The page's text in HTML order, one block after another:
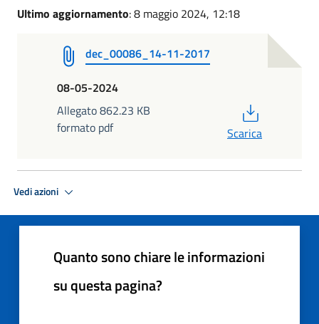
Ultimo aggiornamento: 8 maggio 2024, 12:18
dec_00086_14-11-2017
08-05-2024
Allegato 862.23 KB
formato pdf
Scarica
Vedi azioni
Quanto sono chiare le informazioni
su questa pagina?